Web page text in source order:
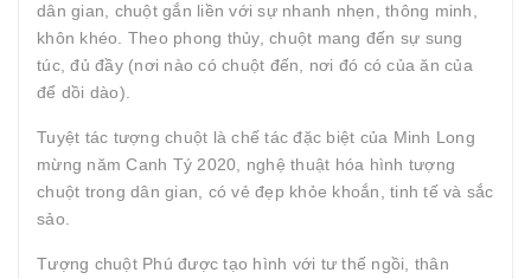
dân gian, chuột gắn liền với sự nhanh nhẹn, thông minh,
khôn khéo. Theo phong thủy, chuột mang đến sự sung
túc, đủ đầy (nơi nào có chuột đến, nơi đó có của ăn của
để dồi dào).
Tuyệt tác tượng chuột là chế tác đặc biệt của Minh Long
mừng năm Canh Tý 2020, nghệ thuật hóa hình tượng
chuột trong dân gian, có vẻ đẹp khỏe khoắn, tinh tế và sắc
sảo.
Tượng chuột Phú được tạo hình với tư thế ngồi, thân